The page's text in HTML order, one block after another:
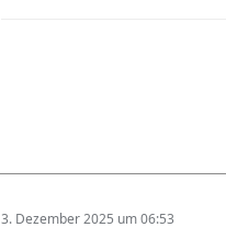
3. Dezember 2025 um 06:53